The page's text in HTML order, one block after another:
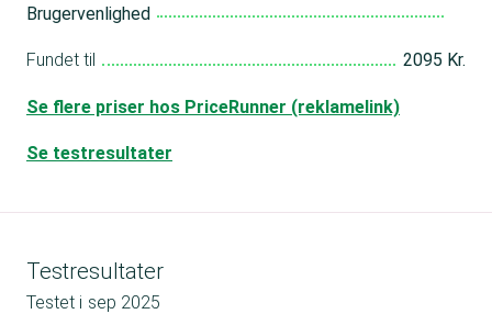
Brugervenlighed
Fundet til 2095 Kr.
Se flere priser hos PriceRunner (reklamelink)
Se testresultater
Testresultater
Testet i sep 2025